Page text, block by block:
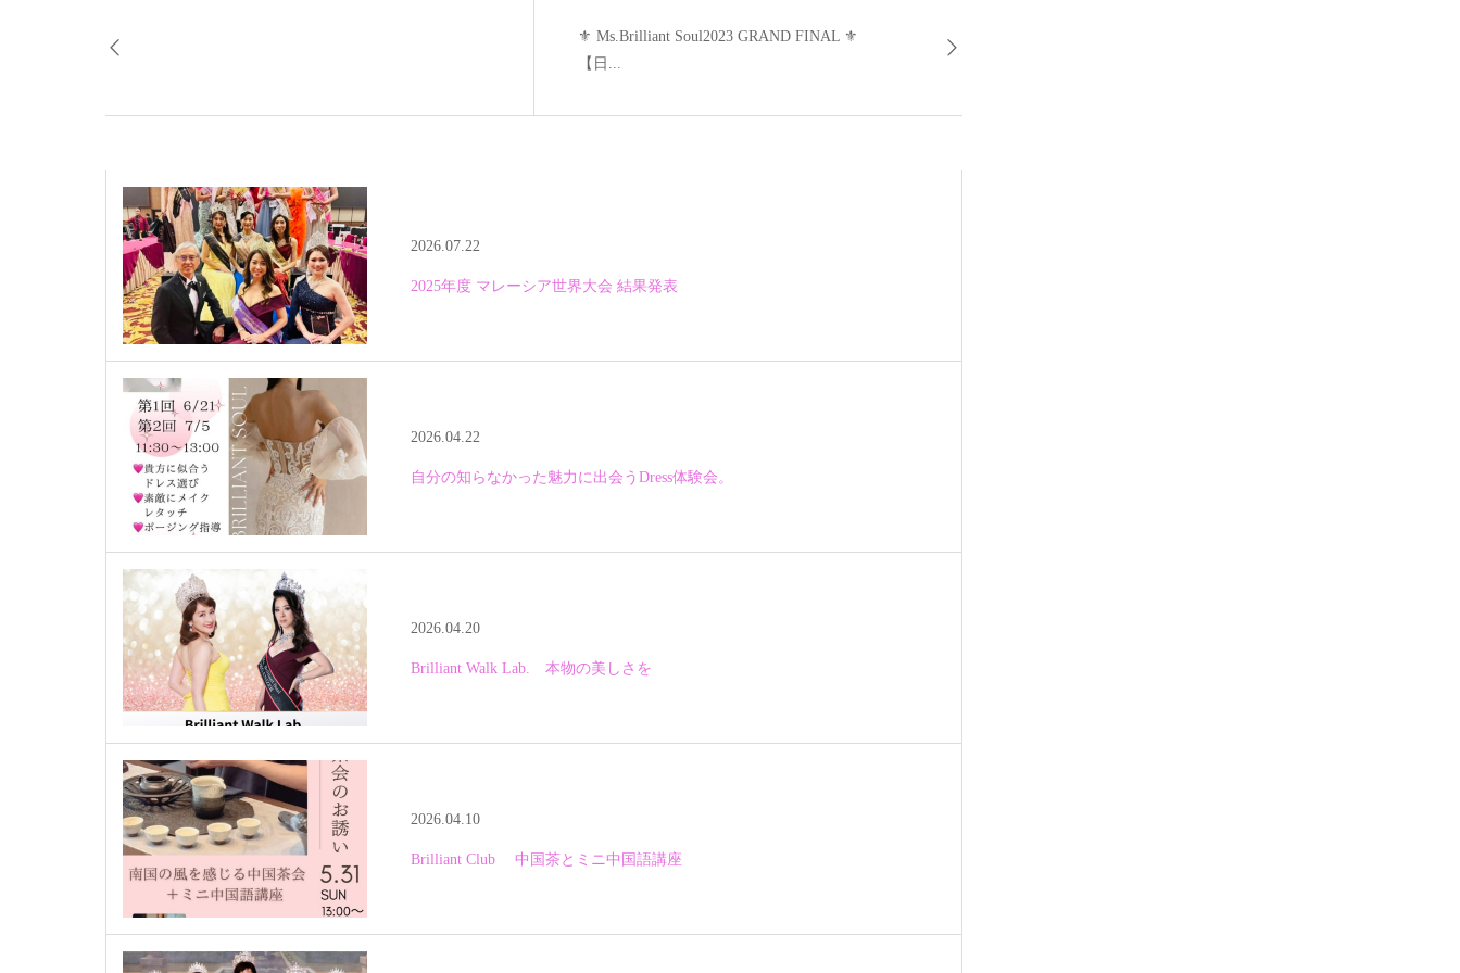
⚜ Ms.Brilliant Soul2023 GRAND FINAL ⚜
【日...
2026.07.22
2025年度 マレーシア世界大会 結果発表
2026.04.22
自分の知らなかった魅力に出会うDress体験会。
2026.04.20
Brilliant Walk Lab. 本物の美しさを
2026.04.10
Brilliant Club 中国茶とミニ中国語講座